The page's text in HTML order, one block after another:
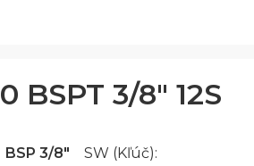
BSPT 3/8" 12S
BSP 3/8"
SW (Kľúč):